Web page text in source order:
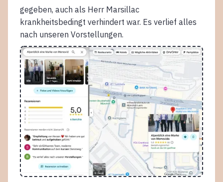
gegeben, auch als Herr Marsillac
krankheitsbedingt verhindert war. Es verlief alles
nach unseren Vorstellungen.